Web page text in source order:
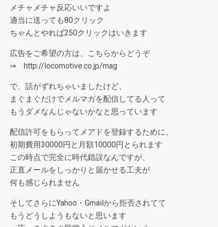
メチャメチャ反応いいですよ
適当に送っても80クリック
ちゃんとやれば250クリックはいきます
広告をご希望の方は、こちらからどうぞ
⇒ http://locomotive.co.jp/mag
で、話がずれちゃいましたけど、
まぐまぐだけでメルマガを配信してる人って
もうダメなんじゃないかなと思っています
配信許可をもらってメアドを登録するために、
初期費用30000円と月額10000円とられます
この時点で完全に時代錯誤なんですが、
正直メールをしっかりと届かせる工夫が
何も感じられません
そしてさらにYahoo・Gmailから拒否されてて
もうどうしようもないと思います